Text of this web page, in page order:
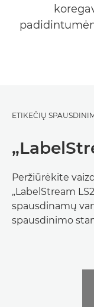
ETIKEČIŲ
Peržiūrėkite
„LabelStream
spausdinamų
spausdinimo